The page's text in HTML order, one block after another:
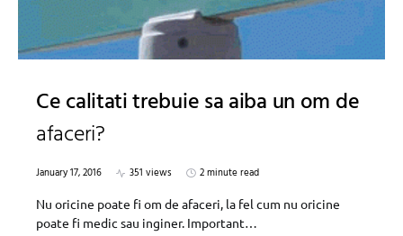
Ce calitati trebuie sa aiba un om de
afaceri?
January 17, 2016 351 views
2 minute read
Nu oricine poate fi om de afaceri, la fel cum nu oricine
poate fi medic sau inginer. Important…